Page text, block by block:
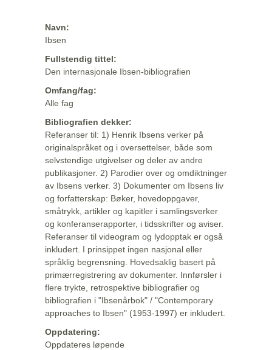
Navn:
Ibsen
Fullstendig tittel:
Den internasjonale Ibsen-bibliografien
Omfang/fag:
Alle fag
Bibliografien dekker:
Referanser til: 1) Henrik Ibsens verker på
originalspråket og i oversettelser, både som
selvstendige utgivelser og deler av andre
publikasjoner. 2) Parodier over og omdiktninger
av Ibsens verker. 3) Dokumenter om Ibsens liv
og forfatterskap: Bøker, hovedoppgaver,
småtrykk, artikler og kapitler i samlingsverker
og konferanserapporter, i tidsskrifter og aviser.
Referanser til videogram og lydopptak er også
inkludert. I prinsippet ingen nasjonal eller
språklig begrensning. Hovedsaklig basert på
primærregistrering av dokumenter. Innførsler i
flere trykte, retrospektive bibliografier og
bibliografien i "Ibsenårbok" / "Contemporary
approaches to Ibsen" (1953-1997) er inkludert.
Oppdatering:
Oppdateres løpende